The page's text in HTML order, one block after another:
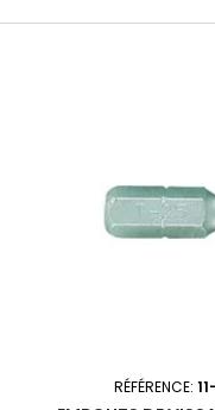
RÉFÉRENCE: